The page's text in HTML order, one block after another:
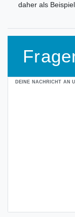
daher als
DEINE NACHRICHT AN